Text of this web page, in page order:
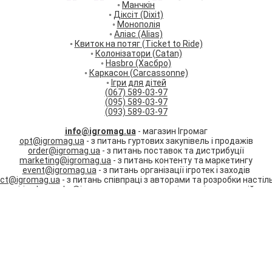
◦ Манчкін
◦ Діксіт (Dixit)
◦ Монополія
◦Аліас (Alias)
◦ Квиток на потяг (Ticket to Ride)
◦ Колонізатори (Catan)
◦ Hasbro (Хасбро)
◦ Каркасон (Carcassonne)
◦ Ігри для дітей
(067) 589-03-97
(095) 589-03-97
(093) 589-03-97
info@igromag.ua - магазин Ігромаг
opt@igromag.ua - з питань гуртових закупівель і продажів
order@igromag.ua - з питань поставок та дистрибуції
marketing@igromag.ua - з питань контенту та маркетингу
event@igromag.ua - з питань організації ігротек і заходів
- з питань співпраці з авторами та розробки
irina.karpenko@igromag.ua
- з питань співпраці та вакансій